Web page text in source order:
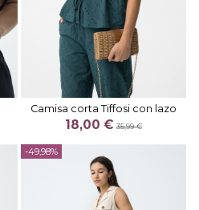
Camisa corta Tiffosi con lazo
18,00 € 35,99 €
-49,98%